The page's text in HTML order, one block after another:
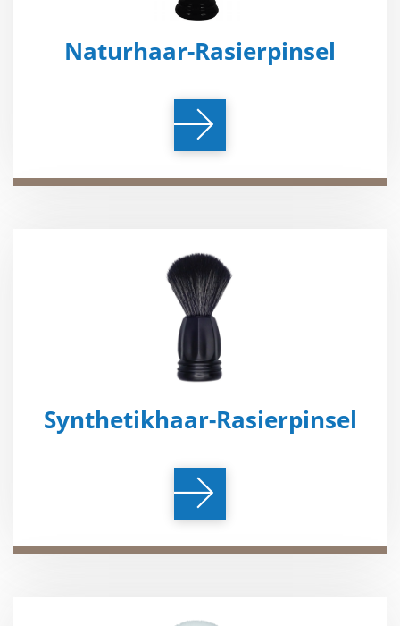
Naturhaar-Rasierpinsel
Synthetikhaar-Rasierpinsel